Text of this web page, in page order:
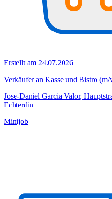
Erstellt am 24.07.2026
Verkäufer an Kasse und Bistro (m/
Jose-Daniel Garcia Valor,
Echterdin
Minijob